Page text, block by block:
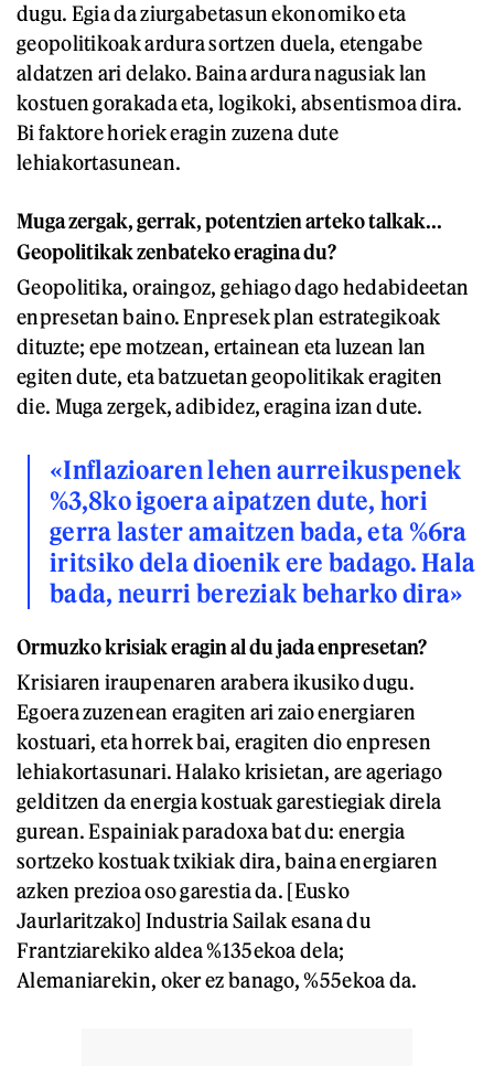
dugu. Egia da ziurgabetasun ekonomiko eta
geopolitikoak ardura sortzen duela, etengabe
aldatzen ari delako. Baina ardura nagusiak lan
kostuen gorakada eta, logikoki, absentismoa dira.
Bi faktore horiek eragin zuzena dute
lehiakortasunean.
Muga zergak, gerrak, potentzien arteko talkak...
Geopolitikak zenbateko eragina du?
Geopolitika, oraingoz, gehiago dago hedabideetan
enpresetan baino. Enpresek plan estrategikoak
dituzte; epe motzean, ertainean eta luzean lan
egiten dute, eta batzuetan geopolitikak eragiten
die. Muga zergek, adibidez, eragina izan dute.
«Inflazioaren lehen aurreikuspenek
%3,8ko igoera aipatzen dute, hori
gerra laster amaitzen bada, eta %6ra
iritsiko dela dioenik ere badago. Hala
bada, neurri bereziak beharko dira»
Ormuzko krisiak eragin al du jada enpresetan?
Krisiaren iraupenaren arabera ikusiko dugu.
Egoera zuzenean eragiten ari zaio energiaren
kostuari, eta horrek bai, eragiten dio enpresen
lehiakortasunari. Halako krisietan, are ageriago
gelditzen da energia kostuak garestiegiak direla
gurean. Espainiak paradoxa bat du: energia
sortzeko kostuak txikiak dira, baina energiaren
azken prezioa oso garestia da. [Eusko
Jaurlaritzako] Industria Sailak esana du
Frantziarekiko aldea %135ekoa dela;
Alemaniarekin, oker ez banago, %55ekoa da.